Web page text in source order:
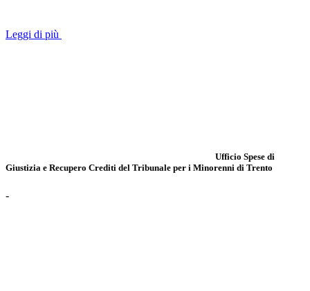
Leggi di più
Ufficio Spese di
Giustizia e Recupero Crediti del Tribunale per i Minorenni di Trento
-